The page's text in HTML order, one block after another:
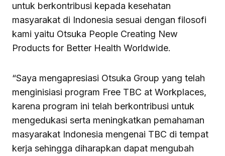
untuk berkontribusi kepada kesehatan
masyarakat di Indonesia sesuai dengan filosofi
kami yaitu Otsuka People Creating New
Products for Better Health Worldwide.
“Saya mengapresiasi Otsuka Group yang telah
menginisiasi program Free TBC at Workplaces,
karena program ini telah berkontribusi untuk
mengedukasi serta meningkatkan pemahaman
masyarakat Indonesia mengenai TBC di tempat
kerja sehingga diharapkan dapat mengubah